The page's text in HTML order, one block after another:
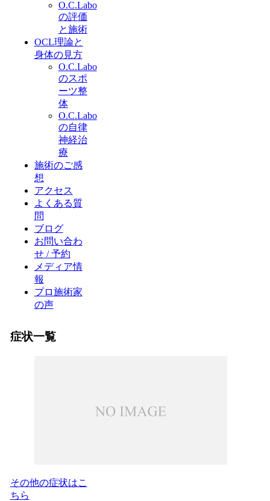
O.C.Labo
の評価
と施術
OCL理論と
身体の見方
O.C.Labo
のスポ
ーツ整
体
O.C.Labo
の自律
神経治
療
施術のご感
想
アクセス
よくある質
問
ブログ
お問い合わ
せ / 予約
メディア情
報
プロ施術家
の声
症状一覧
その他の症状はこ
ちら